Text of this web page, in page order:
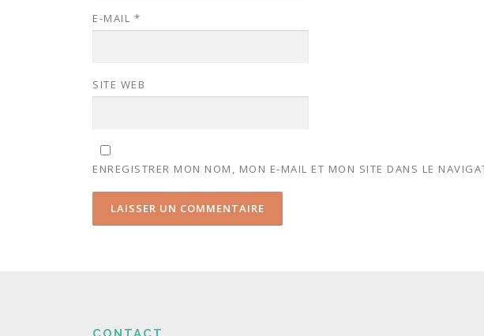
E-MAIL *
SITE WEB
ENREGISTRER MON NOM, MON E-MAIL ET MON SITE DANS LE